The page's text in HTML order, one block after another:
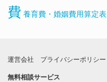
費 養育費・婚姻費用算定表
運営会社 プライバシーポリシー
無料相談サービス